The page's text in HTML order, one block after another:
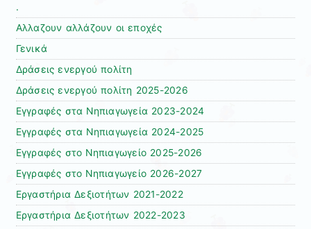
.
Αλλαζουν αλλάζουν οι εποχές
Γενικά
Δράσεις ενεργού πολίτη
Δράσεις ενεργού πολίτη 2025-2026
Εγγραφές στα Νηπιαγωγεία 2023-2024
Εγγραφές στα Νηπιαγωγεία 2024-2025
Εγγραφές στο Νηπιαγωγείο 2025-2026
Εγγραφές στο Νηπιαγωγείο 2026-2027
Εργαστήρια Δεξιοτήτων 2021-2022
Εργαστήρια Δεξιοτήτων 2022-2023